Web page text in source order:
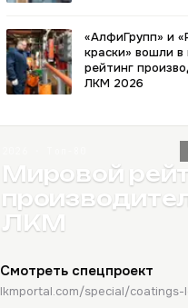
«АлфиГрупп» и
краски» вошли в
рейтинг
ЛКМ 2026
Мировой
ЛКМ
Смотреть спецпроект
lkmportal.com/special/coatings-